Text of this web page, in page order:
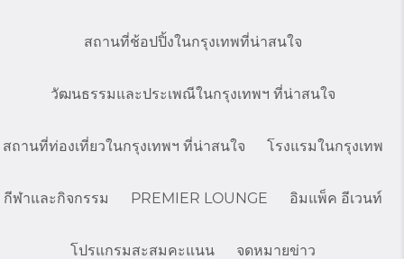
สถานที่ช้อปปิ้งในกรุงเทพที่น่าสนใจ
วัฒนธรรมและประเพณีในกรุงเทพฯ ที่น่าสนใจ
สถานที่ท่องเที่ยวในกรุงเทพฯ ที่น่าสนใจ โรงแรมในกรุงเทพ
กีฬาและกิจกรรม PREMIER LOUNGE อิมแพ็ค อีเวนท์
โปรแกรมสะสมคะแนน จดหมายข่าว